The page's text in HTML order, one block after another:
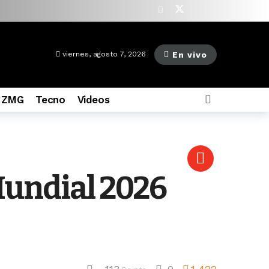
viernes, agosto 7, 2026 En vivo
Tecno Videos
2026